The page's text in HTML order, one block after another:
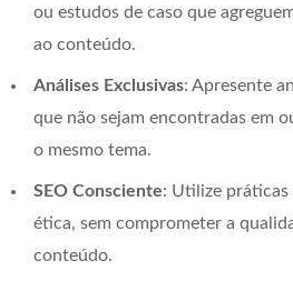
ou estudos de caso que
ao conteúdo.
Análises Exclusivas: Apresente
que não sejam encontradas em
o mesmo tema.
SEO Consciente: Utilize práticas
ética, sem comprometer a
conteúdo.